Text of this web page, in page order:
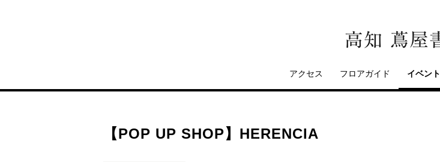
アクセス フロアガイド イベント
【POP UP SHOP】HERENCIA